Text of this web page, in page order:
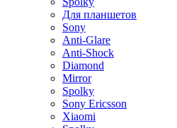
Для планшетов
Sony
Anti-Glare
Anti-Shock
Diamond
Mirror
Spolky
Sony Ericsson
Xiaomi